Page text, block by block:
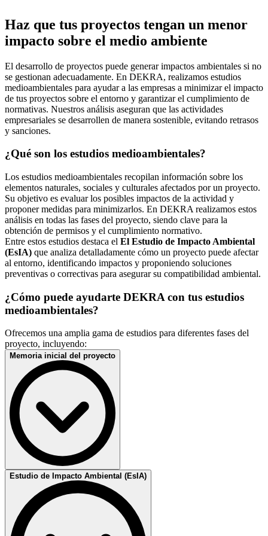
Haz que tus proyectos tengan un menor
impacto sobre el medio ambiente
El desarrollo de proyectos puede generar impactos ambientales si no
se gestionan adecuadamente. En DEKRA, realizamos estudios
medioambientales para ayudar a las empresas a minimizar el impacto
de tus proyectos sobre el entorno y garantizar el cumplimiento de
normativas. Nuestros análisis aseguran que las actividades
empresariales se desarrollen de manera sostenible, evitando retrasos
y sanciones.
¿Qué son los estudios medioambientales?
Los estudios medioambientales recopilan información sobre los
elementos naturales, sociales y culturales afectados por un proyecto.
Su objetivo es evaluar los posibles impactos de la actividad y
proponer medidas para minimizarlos. En DEKRA realizamos estos
análisis en todas las fases del proyecto, siendo clave para la
obtención de permisos y el cumplimiento normativo.
Entre estos estudios destaca el El Estudio de Impacto Ambiental
(EsIA) que analiza detalladamente cómo un proyecto puede afectar
al entorno, identificando impactos y proponiendo soluciones
preventivas o correctivas para asegurar su compatibilidad ambiental.
¿Cómo puede ayudarte DEKRA con tus estudios
medioambientales?
Ofrecemos una amplia gama de estudios para diferentes fases del
proyecto, incluyendo:
Memoria inicial del proyecto
Descripción técnica preliminar del proyecto, que define sus
principales características y su viabilidad ambiental.
Estudio de Impacto Ambiental (EsIA)